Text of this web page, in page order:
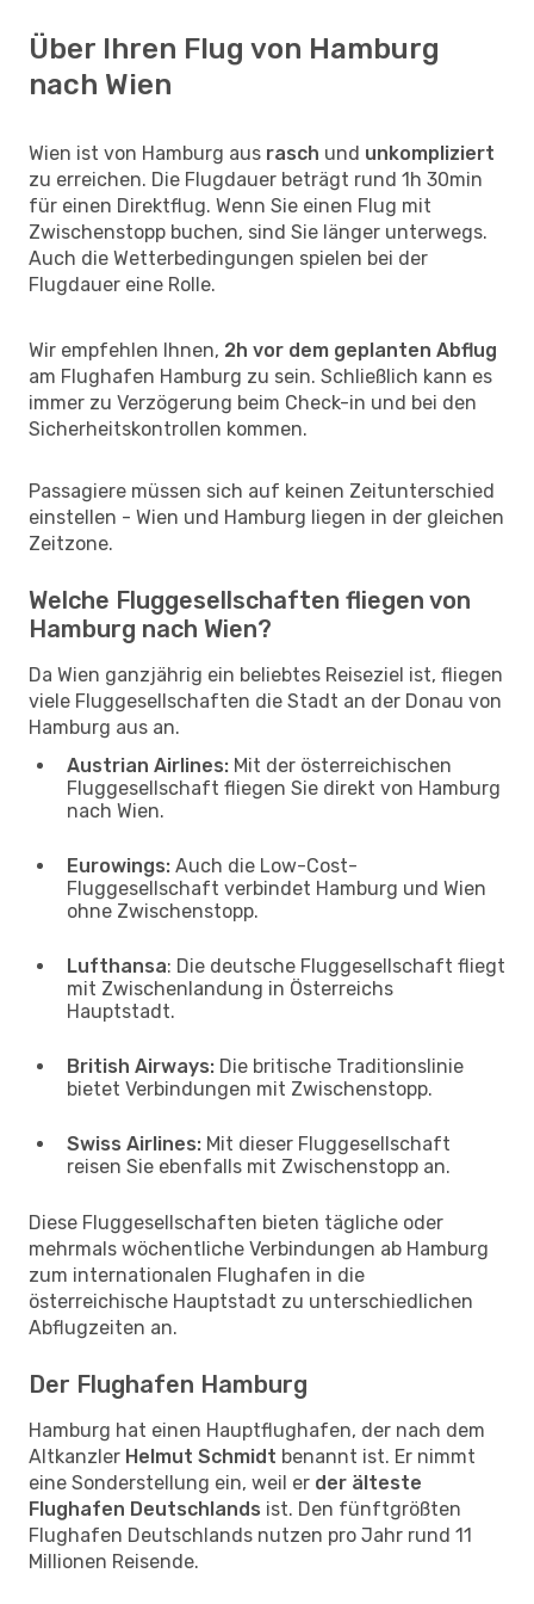
Über Ihren Flug von Hamburg
nach Wien
Wien ist von Hamburg aus rasch und unkompliziert
zu erreichen. Die Flugdauer beträgt rund 1h 30min
für einen Direktflug. Wenn Sie einen Flug mit
Zwischenstopp buchen, sind Sie länger unterwegs.
Auch die Wetterbedingungen spielen bei der
Flugdauer eine Rolle.
Wir empfehlen Ihnen, 2h vor dem geplanten Abflug
am Flughafen Hamburg zu sein. Schließlich kann es
immer zu Verzögerung beim Check-in und bei den
Sicherheitskontrollen kommen.
Passagiere müssen sich auf keinen Zeitunterschied
einstellen - Wien und Hamburg liegen in der gleichen
Zeitzone.
Welche Fluggesellschaften fliegen von
Hamburg nach Wien?
Da Wien ganzjährig ein beliebtes Reiseziel ist, fliegen
viele Fluggesellschaften die Stadt an der Donau von
Hamburg aus an.
Austrian Airlines: Mit der österreichischen
Fluggesellschaft fliegen Sie direkt von Hamburg
nach Wien.
Eurowings: Auch die Low-Cost-
Fluggesellschaft verbindet Hamburg und Wien
ohne Zwischenstopp.
Lufthansa: Die deutsche Fluggesellschaft fliegt
mit Zwischenlandung in Österreichs
Hauptstadt.
British Airways: Die britische Traditionslinie
bietet Verbindungen mit Zwischenstopp.
Swiss Airlines: Mit dieser Fluggesellschaft
reisen Sie ebenfalls mit Zwischenstopp an.
Diese Fluggesellschaften bieten tägliche oder
mehrmals wöchentliche Verbindungen ab Hamburg
zum internationalen Flughafen in die
österreichische Hauptstadt zu unterschiedlichen
Abflugzeiten an.
Der Flughafen Hamburg
Hamburg hat einen Hauptflughafen, der nach dem
Altkanzler Helmut Schmidt benannt ist. Er nimmt
eine Sonderstellung ein, weil er der älteste
Flughafen Deutschlands ist. Den fünftgrößten
Flughafen Deutschlands nutzen pro Jahr rund 11
Millionen Reisende.